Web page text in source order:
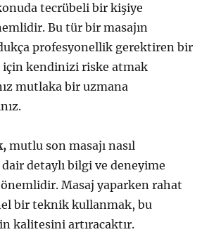
tecrübeli bir kişiye
Bu tür bir masajın
profesyonellik gerektiren bir
için kendinizi riske atmak
mutlaka bir uzmana
mutlu son masajı nasıl
dair detaylı bilgi ve deneyime
Masaj yaparken rahat
bir teknik kullanmak, bu
kalitesini artıracaktır.